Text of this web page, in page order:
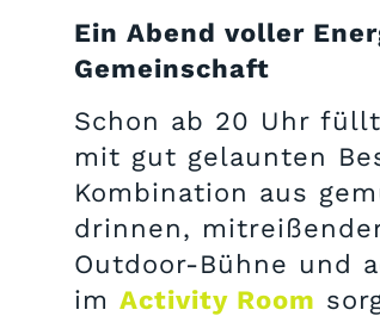
Ein Abend voller
Gemeinschaft
Schon ab 20 Uhr
mit gut gelaunten
Kombination aus
drinnen,
Outdoor-Bühne und
im Activity Room